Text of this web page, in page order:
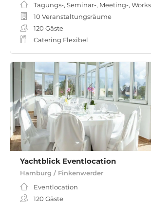
Tagungs-, Seminar-, Meeting-,
10 Veranstaltungsräume
120 Gäste
Catering Flexibel
Yachtblick Eventlocation
Hamburg / Finkenwerder
Eventlocation
120 Gäste